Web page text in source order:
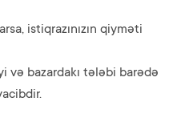
istiqrazınızın qiyməti
və bazardakı tələbi barədə